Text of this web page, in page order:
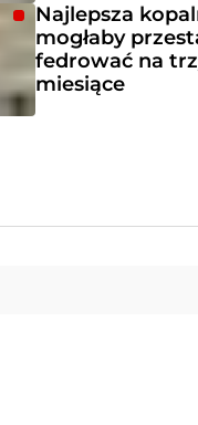
Najlepsza
mogłaby
fedrować na
miesiące